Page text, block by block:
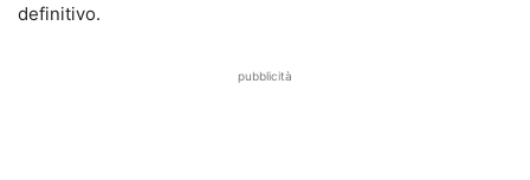
definitivo.
pubblicità